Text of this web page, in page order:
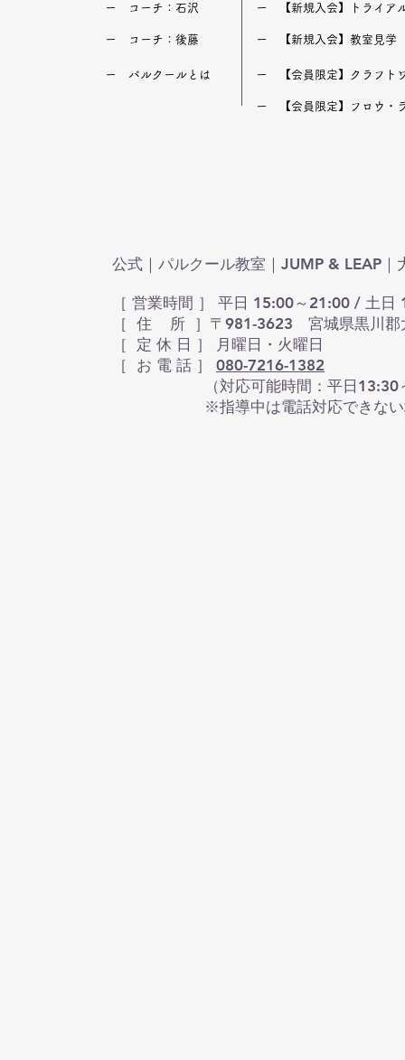
​ー コーチ：石沢 ー 【新規入会】トライア
​ー コーチ：後藤 ​ー 【新規入会】教室見学
​ー パルクールとは ー 【会員限定】クラフト
ー 【会員限定】フロウ・
公式｜パルクール教室｜JUMP & LEAP｜
［ 営業時間 ］ 平日 15:00～21:00 / 土日
［ 住 所 ］〒981-3623 宮城県黒川郡
​［ 定 休 日 ］ 月曜日・火曜日
［ お 電 話 ］ 080-7216-1382
（対応可能時間：平日13:30～
※指導中は電話対応できない場合